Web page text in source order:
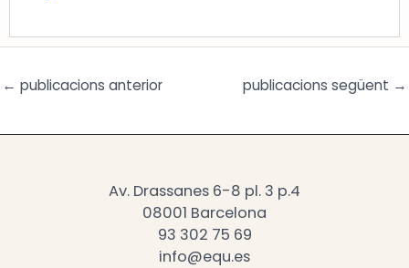
← publicacions anterior publicacions següent →
Av. Drassanes 6-8 pl. 3 p.4
08001 Barcelona
93 302 75 69
info@equ.es